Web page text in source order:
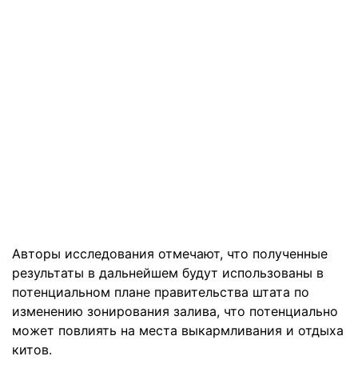
Авторы исследования отмечают, что полученные
результаты в дальнейшем будут использованы в
потенциальном плане правительства штата по
изменению зонирования залива, что потенциально
может повлиять на места выкармливания и отдыха
китов.